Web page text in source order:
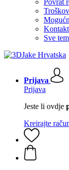
Povrat
Kontakt
Sve
Prijava
Prijava
Jeste li ovdje
Kreirajte